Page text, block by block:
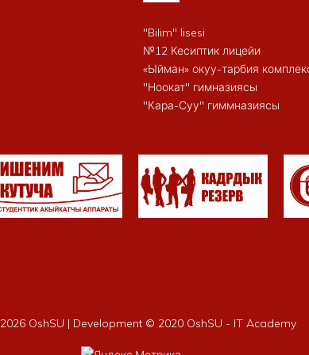
"Bilim" lisesi
№12 Кесиптик лицейи
«Ыйман» окуу-тарбия
"Ноокат" гимназиясы
"Кара-Суу" гиммназиясы
2026 OshSU | Development © 2020 OshSU - IT Academy